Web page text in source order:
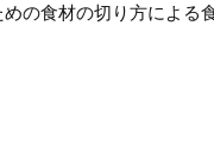
の食材の切り方による